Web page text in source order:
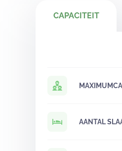
CAPACITEIT
AANTAL